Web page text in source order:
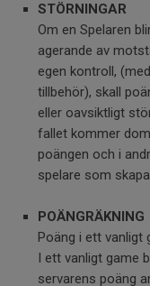
STÖRNINGAR
Om en Spelaren
agerande av
egen kontroll,
tillbehör), skall
eller oavsiktligt
fallet kommer
poängen och i
spelare som
POÄNGRÄKNING
Poäng i ett vanligt
I ett vanligt game
servarens poäng